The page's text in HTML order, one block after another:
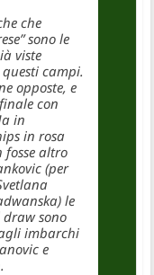
che
sono le
viste
campi.
opposte, e
con
in
in rosa
fosse altro
(per
le
sono
imbarchi
e